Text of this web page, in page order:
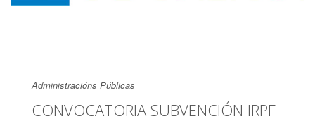
Administracións Públicas
CONVOCATORIA SUBVENCIÓN IRPF